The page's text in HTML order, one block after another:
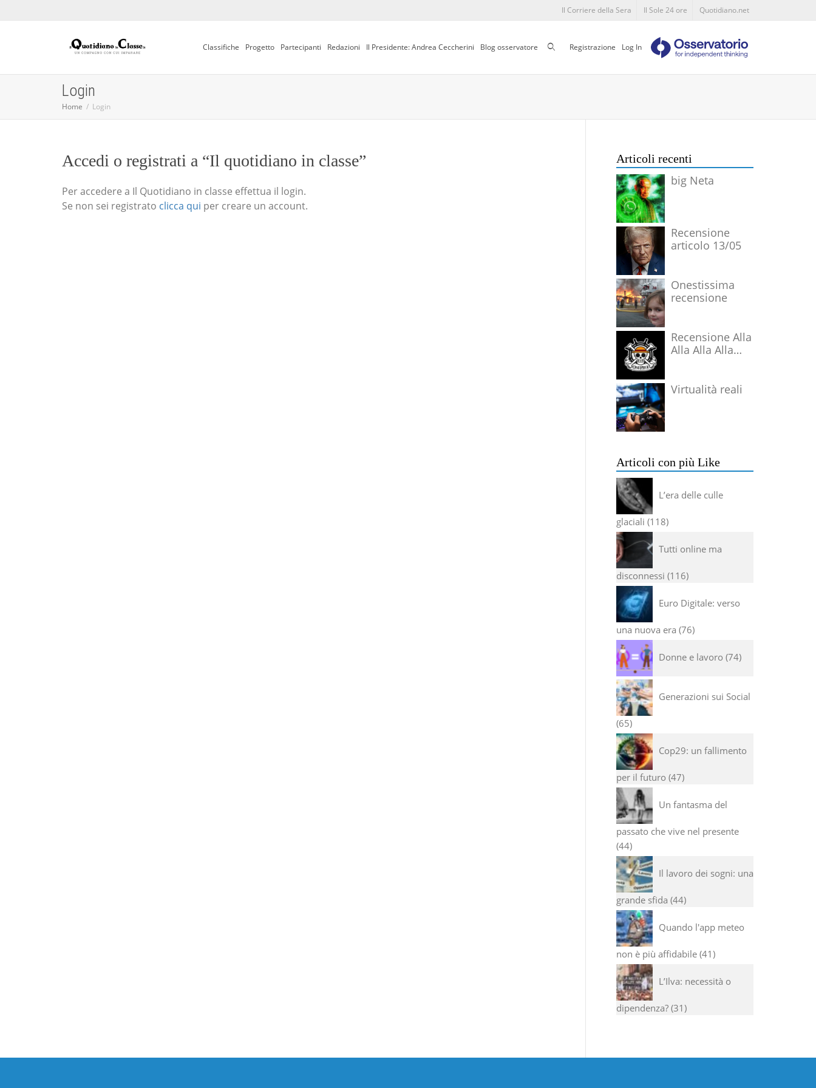
Il Corriere della Sera Il Sole 24 ore Quotidiano.net
Classifiche Progetto Partecipanti Redazioni Il Presidente: Andrea Ceccherini Blog osservatore CercaRegistrazione Log In
Login
Home Login
Accedi o registrati a “Il quotidiano in classe”
Per accedere a Il Quotidiano in classe effettua il login.
Se non sei registrato clicca qui per creare un account.
Articoli recenti
big Neta
Recensione
articolo 13/05
Onestissima
recensione
Recensione Alla
Alla Alla Alla
Virtualità reali
Articoli con più Like
L’era delle culle
glaciali 118
Tutti online ma
disconnessi 116
Euro Digitale: verso
una nuova era 76
Donne e lavoro 74
Generazioni sui Social
65
Cop29: un fallimento
per il futuro 47
Un fantasma del
passato che vive nel presente
44
Il lavoro dei sogni: una
grande sfida 44
Quando l'app meteo
non è più affidabile 41
L’Ilva: necessità o
dipendenza? 31